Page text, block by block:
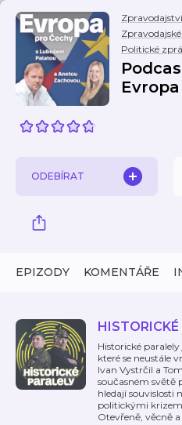
Zpravodajství
Politické
ODEBÍRAT
EPIZODY KOMENTÁŘE
HISTORICKÉ
Historické
které se neustále
Ivan Vystrčil a
současném světě
hledají
politickými
Otevřeně, věcně a